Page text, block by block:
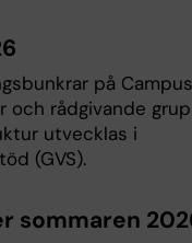
på Campus
och rådgivande
utvecklas i
(GVS).
sommaren